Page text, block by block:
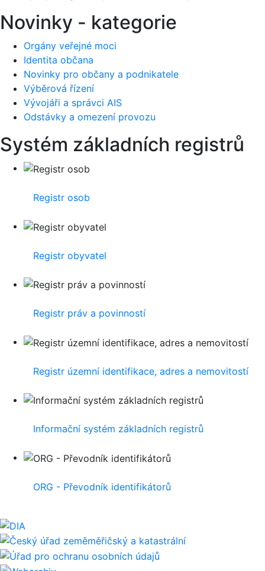
Novinky - kategorie
Orgány veřejné moci
Identita občana
Novinky pro občany a podnikatele
Výběrová řízení
Vývojáři a správci AIS
Odstávky a omezení provozu
Systém základních registrů
Registr osob
Registr obyvatel
Registr práv a povinností
Registr územní identifikace, adres a nemovitostí
Informační systém základních registrů
ORG - Převodník identifikátorů